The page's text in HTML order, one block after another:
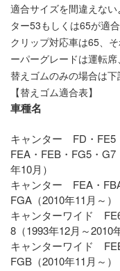
適合サイズを間違えな
ター53もしくは65が適
クリップ対応車は65、
ーパーグレードは運転席
替えゴムのみの場合は下
【替えゴム適合表】
車種名
キャンター FD・FE5
FEA・FEB・FG5・G7
年10月）
キャンター FEA・
FGA（2010年11月～）
キャンターワイド
8（1993年12月～2010
キャンターワイド
FGB（2010年11月～）